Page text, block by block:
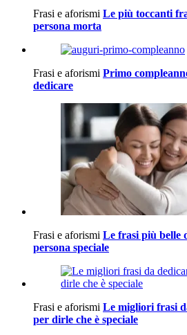
Frasi e aforismi Le più toccanti
persona morta
Frasi e aforismi Primo
dedicare
Frasi e aforismi Le frasi più belle
persona speciale
Frasi e aforismi Le migliori frasi
per dirle che è speciale